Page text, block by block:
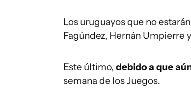
Los uruguayos que no
Fagúndez, Hernán Umpierre
Este último, debido a que
semana de los Juegos.